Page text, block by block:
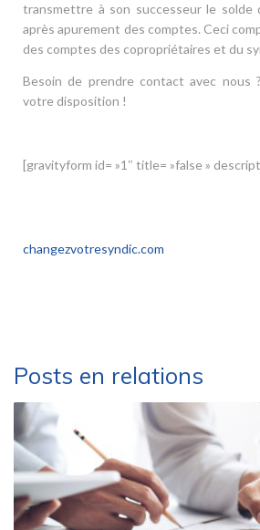
transmettre à son successeur le solde
après apurement des comptes. Ceci
des comptes des copropriétaires et du
Besoin de prendre contact avec nous
votre disposition !
[gravityform id= »1″ title= »false »
changezvotresyndic.com
Posts en relations